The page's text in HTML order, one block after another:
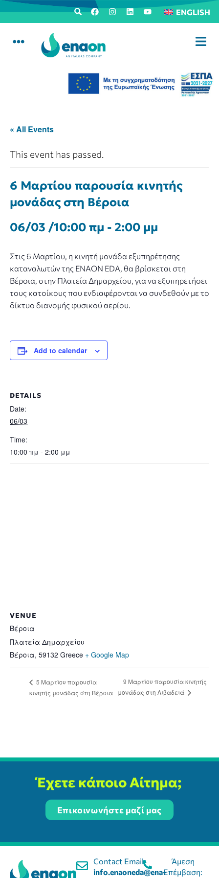
ENGLISH
« All Events
This event has passed.
6 Μαρτίου παρουσία κινητής
μονάδας στη Βέροια
06/03 /10:00 πμ - 2:00 μμ
Στις 6 Μαρτίου, η κινητή μονάδα εξυπηρέτησης
καταναλωτών της ENAON EDA, θα βρίσκεται στη
Βέροια, στην Πλατεία Δημαρχείου, για να εξυπηρετήσει
τους κατοίκους που ενδιαφέρονται να συνδεθούν με το
δίκτυο διανομής φυσικού αερίου.
Add to calendar
DETAILS
Date:
06/03
Time:
10:00 πμ - 2:00 μμ
VENUE
Βέροια
Πλατεία Δημαρχείου
Βέροια, 59132 Greece + Google Map
5 Μαρτίου παρουσία
κινητής μονάδας στη Βέροια
9 Μαρτίου παρουσία κινητής
μονάδας στη Λιβαδειά
Έχετε κάποιο Αίτημα;
Επικοινωνήστε μαζί μας
Contact Email:
info.enaoneda@ena-
Άμεση
Επέμβαση: